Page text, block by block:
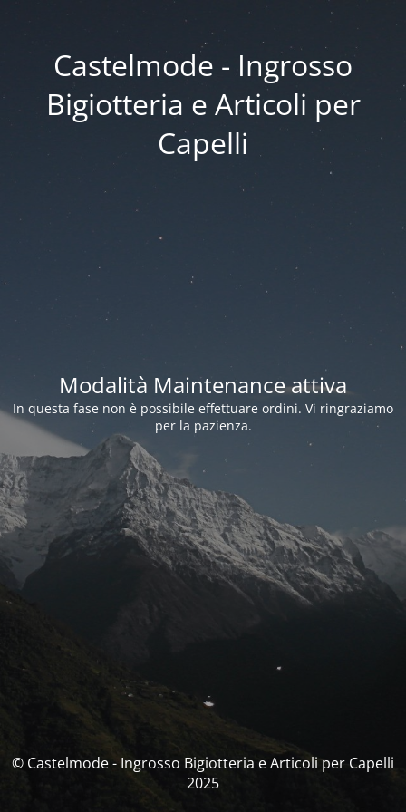
Castelmode - Ingrosso
Bigiotteria e Articoli per
Capelli
Modalità Maintenance attiva
In questa fase non è possibile effettuare ordini. Vi ringraziamo
per la pazienza.
© Castelmode - Ingrosso Bigiotteria e Articoli per Capelli
2025